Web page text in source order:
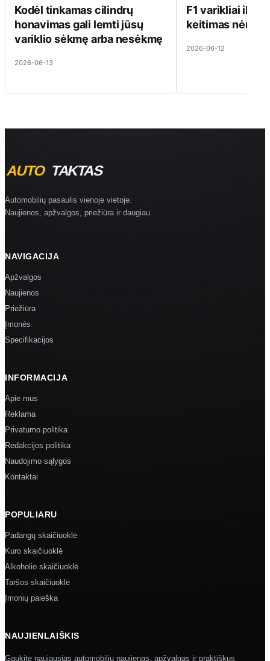
Kodėl tinkamas cilindrų
honavimas gali lemti jūsų
variklio sėkmę arba nesėkmę
2026-06-13
F1 varikliai ilgai
keitimas nėra
2026-06-12
Automobilių pasaulis vienoje vietoje.
Naujienos, apžvalgos, priežiūra ir daugiau.
NAVIGACIJA
Apžvalgos
Naujienos
Priežiūra
Įmonės
Specifikacijos
INFORMACIJA
Apie mus
Reklama
Privatumo politika
Redakcijos politika
Naudojimo sąlygos
Kontaktai
POPULIARU
Padangų skaičiuoklė
Kuro skaičiuoklė
Alkoholio skaičiuoklė
Taršos skaičiuoklė
Įmonių paieška
NAUJIENLAIŠKIS
Gaukite naujausias automobilių naujienas, apžvalgas ir praktiškus